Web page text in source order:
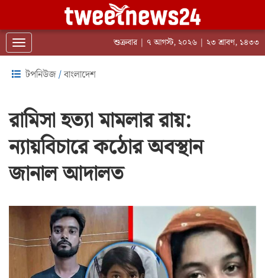
Toggle navigation শুক্রবার | ৭ আগস্ট, ২০২৬ | ২৩ শ্রাবণ, ১৪৩৩
টপনিউজ/বাংলাদেশ
রামিসা হত্যা মামলার রায়:
ন্যায়বিচারে কঠোর অবস্থান
জানাল আদালত